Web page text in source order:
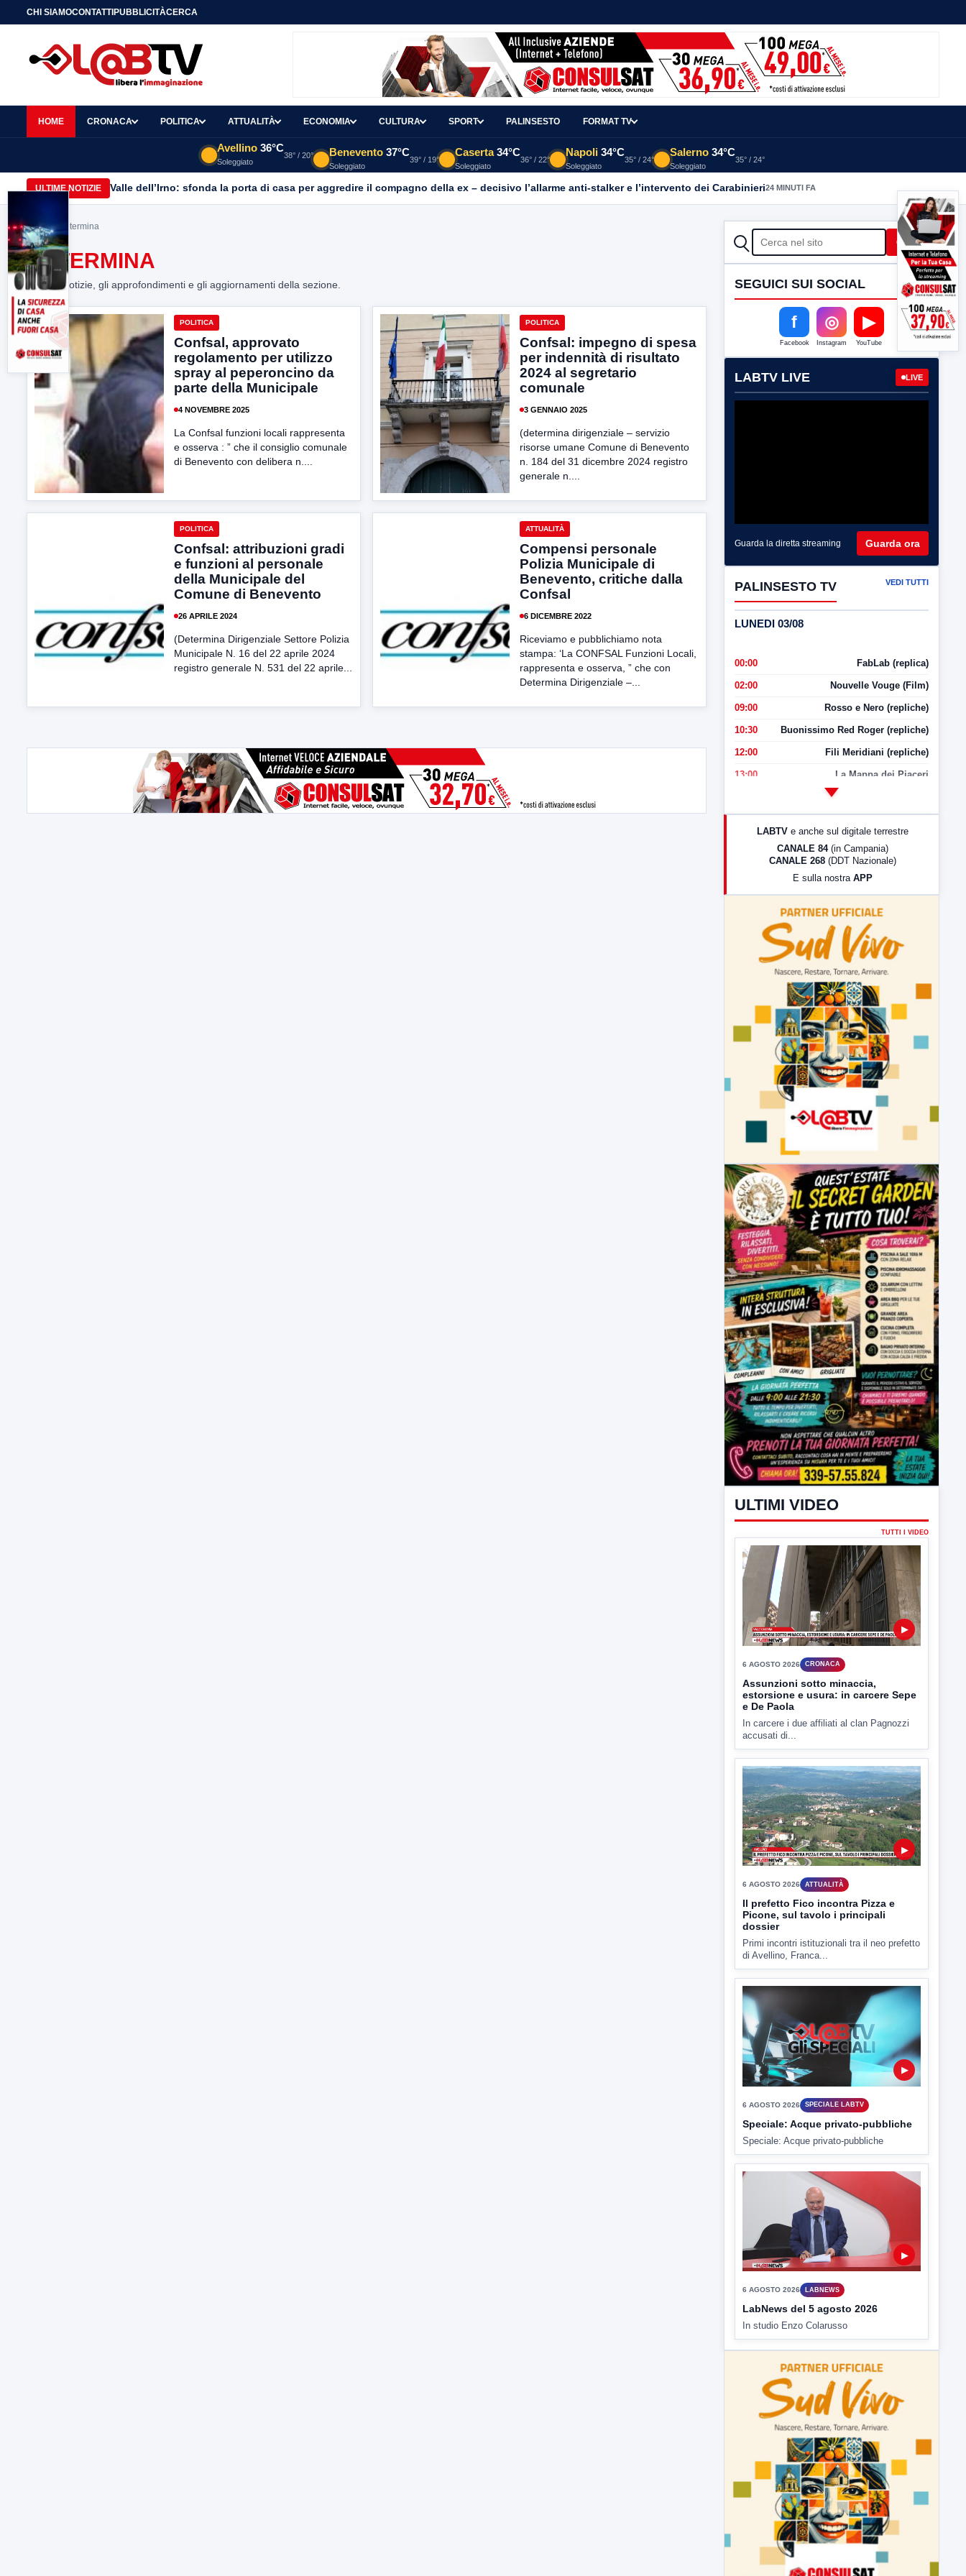
CHI SIAMOCONTATTIPUBBLICITÀCERCA
HOME CRONACA POLITICA ATTUALITÀ ECONOMIA CULTURA SPORT PALINSESTO FORMAT TV
Avellino 36°C
Soleggiato
38° / 20° Benevento 37°C
Soleggiato
39° / 19°
Caserta 34°C
Soleggiato
36° / 22°
Napoli 34°C
Soleggiato
35° / 24°
Salerno 34°C
Soleggiato
35° / 24°
ULTIME NOTIZIE Valle dell’Irno: sfonda la porta di casa per aggredire il compagno della ex – decisivo l’allarme anti-stalker e l’intervento dei Carabinieri24 MINUTI FA
Home> determina
DETERMINA
Tutte le notizie, gli approfondimenti e gli aggiornamenti della sezione.
POLITICA
Confsal, approvato
regolamento per utilizzo
spray al peperoncino da
parte della Municipale
4 NOVEMBRE 2025
La Confsal funzioni locali rappresenta
e osserva : ” che il consiglio comunale
di Benevento con delibera n....
POLITICA
Confsal: impegno di spesa
per indennità di risultato
2024 al segretario
comunale
3 GENNAIO 2025
(determina dirigenziale – servizio
risorse umane Comune di Benevento
n. 184 del 31 dicembre 2024 registro
generale n....
POLITICA
Confsal: attribuzioni gradi
e funzioni al personale
della Municipale del
Comune di Benevento
26 APRILE 2024
(Determina Dirigenziale Settore Polizia
Municipale N. 16 del 22 aprile 2024
registro generale N. 531 del 22 aprile...
ATTUALITÀ
Compensi personale
Polizia Municipale di
Benevento, critiche dalla
Confsal
6 DICEMBRE 2022
Riceviamo e pubblichiamo nota
stampa: ‘La CONFSAL Funzioni Locali,
rappresenta e osserva, ” che con
Determina Dirigenziale –...
CERCA Cerca
SEGUICI SUI SOCIAL
f
Facebook
◎
Instagram
▶
YouTube
LABTV LIVE LIVE
Guarda la diretta streaming Guarda ora
PALINSESTO TV VEDI TUTTI
LUNEDI 03/08
00:00 FabLab (replica)
02:00 Nouvelle Vouge (Film)
09:00 Rosso e Nero (repliche)
10:30 Buonissimo Red Roger (repliche)
12:00 Fili Meridiani (repliche)
13:00 La Mappa dei Piaceri
LabNews (Diretta)
LabNews (replica)
LABTV e anche sul digitale terrestre
CANALE 84 (in Campania)
CANALE 268 (DDT Nazionale)
E sulla nostra APP
ULTIMI VIDEO
TUTTI I VIDEO
▶
Assunzioni sotto minaccia,
estorsione e usura: in carcere Sepe
e De Paola
In carcere i due affiliati al clan Pagnozzi
accusati di...
▶
Il prefetto Fico incontra Pizza e
Picone, sul tavolo i principali
dossier
Primi incontri istituzionali tra il neo prefetto
di Avellino, Franca...
▶
SPECIALE LABTV
Speciale: Acque privato-pubbliche
Speciale: Acque privato-pubbliche
6 AGOSTO 2026 LABNEWS
LabNews del 5 agosto 2026
In studio Enzo Colarusso